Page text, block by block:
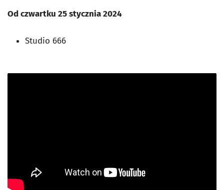
Od czwartku 25 stycznia 2024
Studio 666